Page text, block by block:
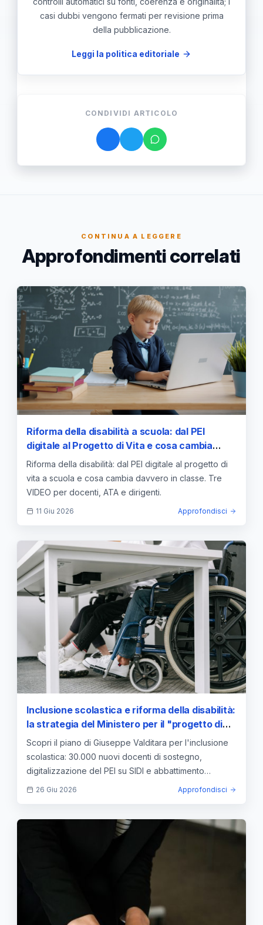
casi dubbi vengono fermati per revisione prima
della pubblicazione.
Leggi la politica editoriale
CONDIVIDI ARTICOLO
CONTINUA A LEGGERE
Approfondimenti correlati
Riforma della disabilità a scuola: dal PEI
digitale al Progetto di Vita e cosa cambia
davvero in classe
Riforma della disabilità: dal PEI digitale al progetto di
vita a scuola e cosa cambia davvero in classe. Tre
VIDEO per docenti, ATA e dirigenti.
11 Giu 2026 Approfondisci
Inclusione scolastica e riforma della disabilità:
la strategia del Ministero per il "progetto di
vita" e il nuovo PEI digitale
Scopri il piano di Giuseppe Valditara per l'inclusione
scolastica: 30.000 nuovi docenti di sostegno,
digitalizzazione del PEI su SIDI e abbattimento
barriere architettoniche.
26 Giu 2026 Approfondisci